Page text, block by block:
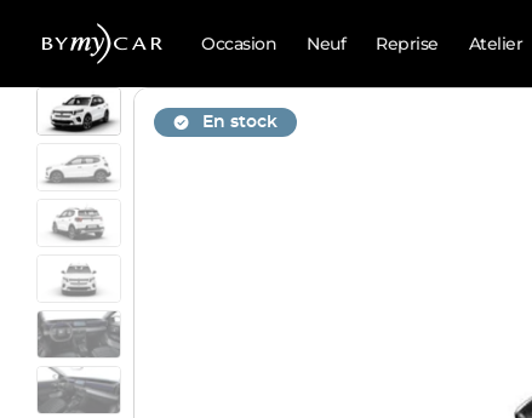
Occasion Neuf Reprise Atelier
En stock